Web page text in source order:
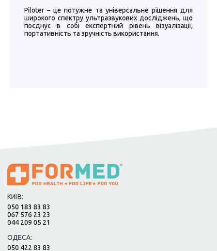
Piloter – це потужне та універсальне рішення для
широкого спектру ультразвукових досліджень, що
поєднує в собі експертний рівень візуалізації,
портативність та зручність використання.
КИЇВ:
050 183 83 83
067 576 23 23
044 209 05 21
ОДЕСА:
050 422 83 83